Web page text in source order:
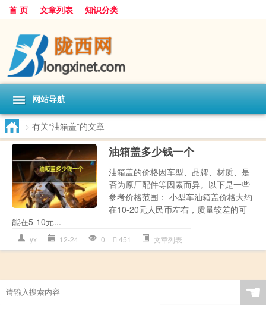
首 页 文章列表 知识分类
网站导航
> 有关“油箱盖”的文章
油箱盖多少钱一个
油箱盖的价格因车型、品牌、材质、是
否为原厂配件等因素而异。以下是一些
参考价格范围： 小型车油箱盖价格大约
在10-20元人民币左右，质量较差的可
能在5-10元...
yx 12-24 0 451 文章列表
☚